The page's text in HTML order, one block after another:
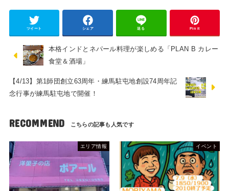
ツイート シェア 送る Pin it
本格インドとネパール料理が楽しめる「PLAN B カレー
食堂＆酒場」
【4/13】第1師団創立63周年・練馬駐屯地創設74周年記
念行事が練馬駐屯地で開催！
RECOMMEND
エリア情報 イベント